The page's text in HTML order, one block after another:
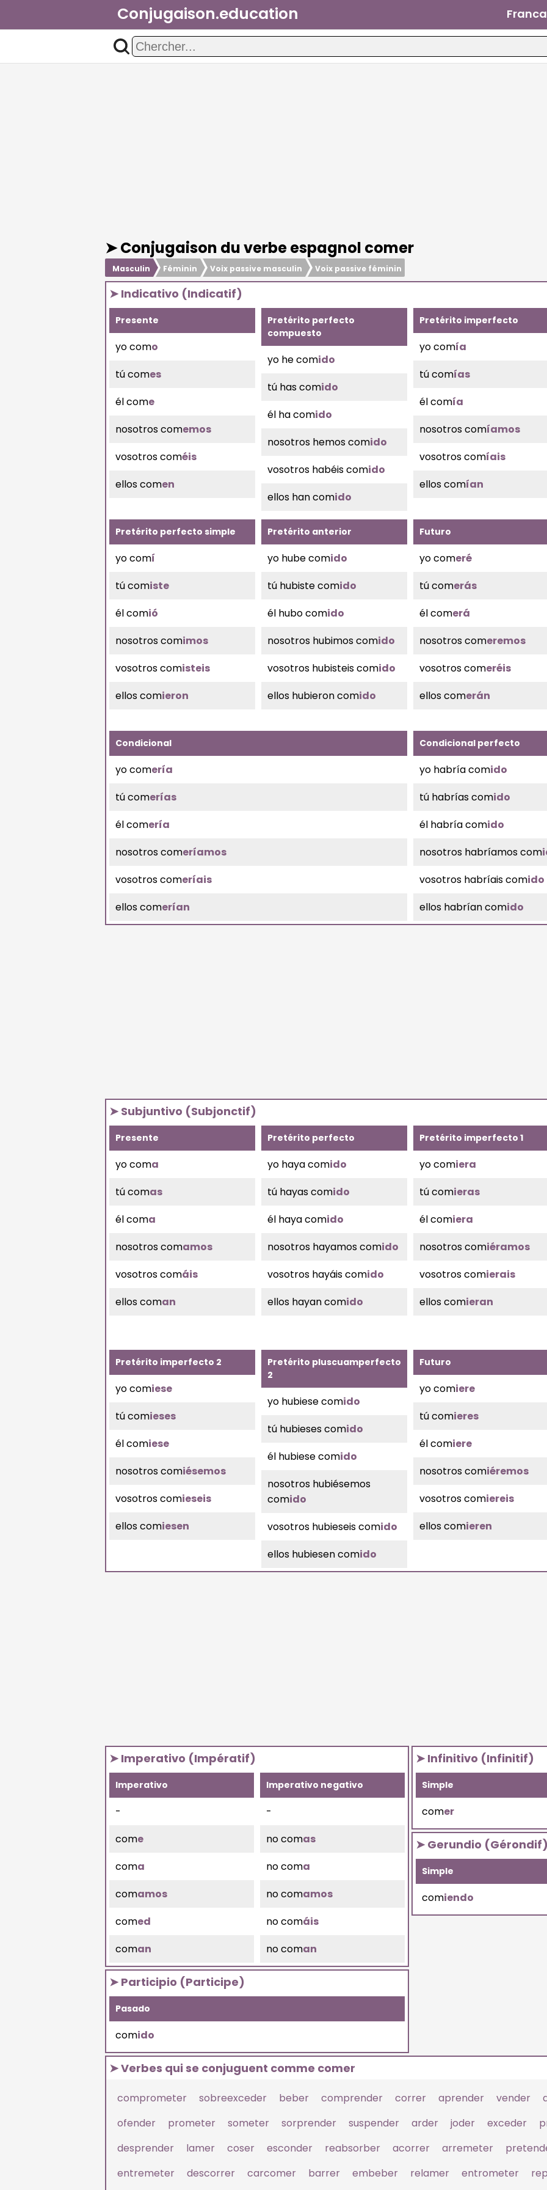
Conjugaison.education
➤ Conjugaison du verbe espagnol comer
Masculin Féminin Voix passive masculin Voix passive féminin
➤ Indicativo (Indicatif)
Presente
yo como
tú comes
él come
nosotros comemos
vosotros coméis
ellos comen
Pretérito perfecto
compuesto
yo he comido
tú has comido
él ha comido
nosotros hemos comido
vosotros habéis comido
ellos han comido
Pretérito imperfecto
yo comía
tú comías
él comía
nosotros comíamos
vosotros comíais
ellos comían
Pretérito perfecto simple
yo comí
tú comiste
él comió
nosotros comimos
vosotros comisteis
ellos comieron
Pretérito anterior
yo hube comido
tú hubiste comido
él hubo comido
nosotros hubimos comido
vosotros hubisteis comido
ellos hubieron comido
Futuro
yo comeré
tú comerás
él comerá
nosotros comeremos
vosotros comeréis
ellos comerán
Condicional
yo comería
tú comerías
él comería
nosotros comeríamos
vosotros comeríais
ellos comerían
Condicional perfecto
yo habría comido
tú habrías comido
él habría comido
nosotros habríamos com
vosotros habríais comido
ellos habrían comido
➤ Subjuntivo (Subjonctif)
Presente
yo coma
tú comas
él coma
nosotros comamos
vosotros comáis
ellos coman
Pretérito perfecto
yo haya comido
tú hayas comido
él haya comido
nosotros hayamos comido
vosotros hayáis comido
ellos hayan comido
Pretérito imperfecto 1
yo comiera
tú comieras
él comiera
nosotros comiéramos
vosotros comierais
ellos comieran
Pretérito imperfecto 2
yo comiese
tú comieses
él comiese
nosotros comiésemos
vosotros comieseis
ellos comiesen
Pretérito pluscuamperfecto
2
yo hubiese comido
tú hubieses comido
él hubiese comido
nosotros hubiésemos
comido
vosotros hubieseis comido
ellos hubiesen comido
Futuro
yo comiere
tú comieres
él comiere
nosotros comiéremos
vosotros comiereis
ellos comieren
➤ Imperativo (Impératif)
Imperativo
-
come
coma
comamos
comed
coman
Imperativo negativo
-
no comas
no coma
no comamos
no comáis
no coman
➤ Infinitivo (Infinitif)
Simple
comer
➤ Gerundio
Simple
comiendo
➤ Participio (Participe)
Pasado
comido
➤ Verbes qui se conjuguent comme comer
comprometer sobreexceder beber comprender correr aprender vender
ofender
prometer someter sorprender suspender arder joder exceder
desprender
lamer coser esconder reabsorber acorrer arremeter
entremeter
descorrer carcomer barrer embeber relamer entrometer